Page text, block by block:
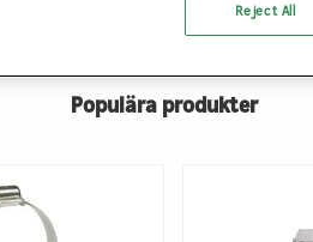
Populära produkter
Reject All